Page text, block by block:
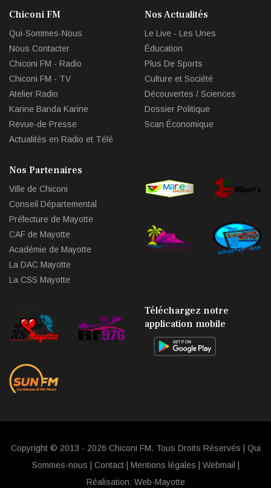
Chiconi FM
Qui-Sommes-Nous
Nous Contacter
Chiconi FM - Radio
Chiconi FM - TV
Atelier Radio
Karine Banda Karine
Revue-de Presse
Actualités en Radio et Télé
Nos Actualités
Le Live - Les Unes
Éducation
Plus De Sports
Culture et Société
Découvertes / Sciences
Dossier Politique
Scan Économique
Nos Partenaires
Ville de Chiconi
Conseil Départemental
Préfecture de Mayotte
CAF de Mayotte
Académie de Mayotte
La DAC Mayotte
La CSS Mayotte
Téléchargez notre
application mobile
Copyright © 2013 - 2026 Chiconi FM. Tous Droits Réservés | Qui
Sommes-nous | Contact| Mentions légales | Webmail |
Réalisation: Web-Mayotte